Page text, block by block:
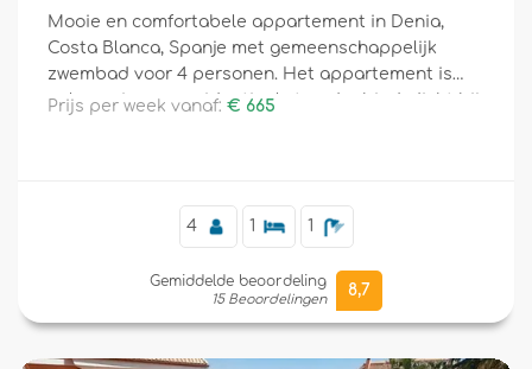
Mooie en comfortabele appartement in Denia,
Costa Blanca, Spanje met gemeenschappelijk
zwembad voor 4 personen. Het appartement is
gelegen in een residentieel strandgebied, dicht bij
Prijs per week vanaf: € 665
4 1 1
Gemiddelde beoordeling
15 Beoordelingen
8,7